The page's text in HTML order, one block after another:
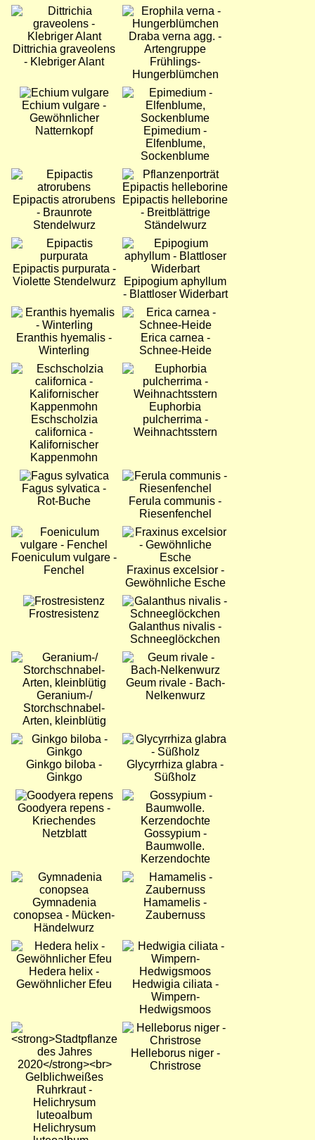
Bild
Dittrichia graveolens
- Klebriger Alant
Bild
Draba verna agg. -
Artengruppe
Frühlings-
Hungerblümchen
Bild
Echium vulgare -
Gewöhnlicher
Natternkopf
Bild
Epimedium -
Elfenblume,
Sockenblume
Bild
Epipactis atrorubens
- Braunrote
Stendelwurz
Bild
Epipactis helleborine
- Breitblättrige
Ständelwurz
Bild
Epipactis purpurata -
Violette Stendelwurz
Bild
Epipogium aphyllum
- Blattloser Widerbart
Bild
Eranthis hyemalis -
Winterling
Bild
Erica carnea -
Schnee-Heide
Bild
Eschscholzia
californica -
Kalifornischer
Kappenmohn
Bild
Euphorbia
pulcherrima -
Weihnachtsstern
Bild
Fagus sylvatica -
Rot-Buche
Bild
Ferula communis -
Riesenfenchel
Bild
Foeniculum vulgare -
Fenchel
Bild
Fraxinus excelsior -
Gewöhnliche Esche
Bild
Frostresistenz
Bild
Galanthus nivalis -
Schneeglöckchen
Bild
Geranium-/
Storchschnabel-
Arten, kleinblütig
Bild
Geum rivale - Bach-
Nelkenwurz
Bild
Ginkgo biloba -
Ginkgo
Bild
Glycyrrhiza glabra -
Süßholz
Bild
Goodyera repens -
Kriechendes
Netzblatt
Bild
Gossypium -
Baumwolle.
Kerzendochte
Bild
Gymnadenia
conopsea - Mücken-
Händelwurz
Bild
Hamamelis -
Zaubernuss
Bild
Hedera helix -
Gewöhnlicher Efeu
Bild
Hedwigia ciliata -
Wimpern-
Hedwigsmoos
Bild
Helichrysum
Bild
Helleborus niger -
Christrose